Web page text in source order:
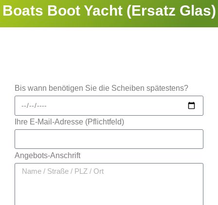
Boats Boot Yacht (Ersatz Glas)
Bis wann benötigen Sie die Scheiben spätestens?
Ihre E-Mail-Adresse (Pflichtfeld)
Angebots-Anschrift